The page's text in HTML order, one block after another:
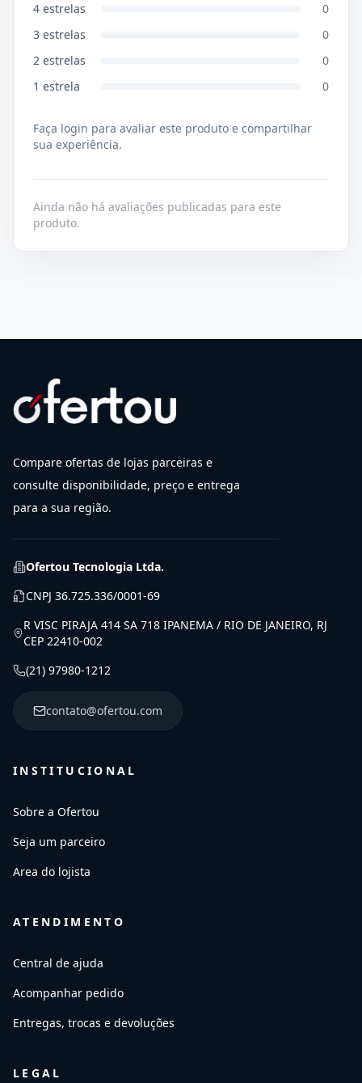
4 estrelas
0
3 estrelas
0
2 estrelas
0
1 estrela 0
Faça login para avaliar este produto e compartilhar
sua experiência.
Ainda não há avaliações publicadas para este
produto.
Compare ofertas de lojas parceiras e
consulte disponibilidade, preço e entrega
para a sua região.
Ofertou Tecnologia Ltda.
CNPJ 36.725.336/0001-69
R VISC PIRAJA 414 SA 718 IPANEMA / RIO DE JANEIRO, RJ
CEP 22410-002
(21) 97980-1212
contato@ofertou.com
INSTITUCIONAL
Sobre a Ofertou
Seja um parceiro
Area do lojista
ATENDIMENTO
Central de ajuda
Acompanhar pedido
Entregas, trocas e devoluções
LEGAL